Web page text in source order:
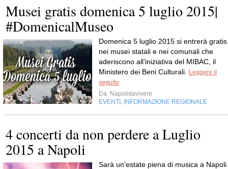
Musei gratis domenica 5 luglio 2015|
#DomenicalMuseo
Domenica 5 luglio 2015 si entrerà gratis
nei musei statali e nei comunali che
aderiscono all’iniziativa del MIBAC, il
Ministero dei Beni Culturali.
Leggere il
seguito
Da Napolidavivere
EVENTI INFORMAZIONE REGIONALE
4 concerti da non perdere a Luglio
2015 a Napoli
Sarà un’estate piena di musica a Napoli